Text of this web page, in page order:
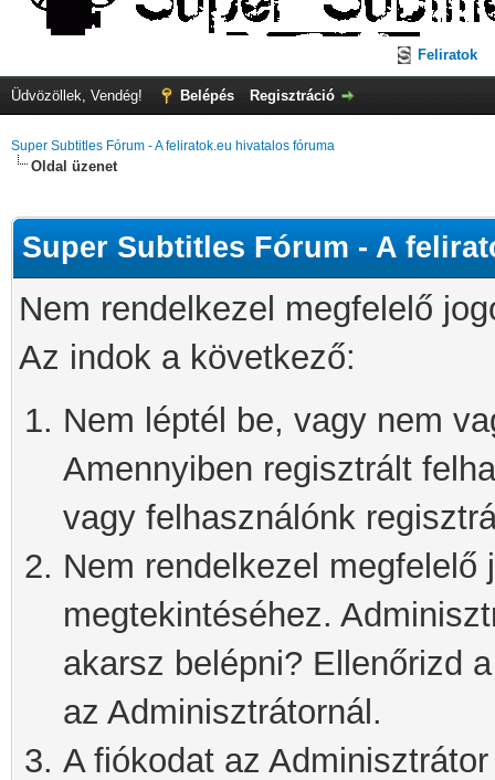
Feliratok
Üdvözöllek, Vendég! Belépés Regisztráció
Super Subtitles Fórum - A feliratok.eu hivatalos fóruma
Oldal üzenet
Super Subtitles Fórum - A
Nem rendelkezel megfelelő
Az indok a következő:
Nem léptél be, vagy nem
Amennyiben regisztrált
vagy felhasználónk
Nem rendelkezel megfelelő
megtekintéséhez.
akarsz belépni? Ellenőrizd
az Adminisztrátornál.
A fiókodat az